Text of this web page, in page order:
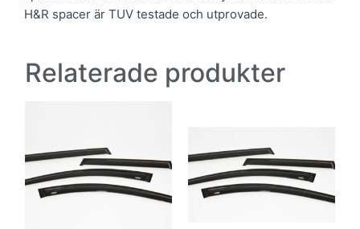
H&R spacer är TUV testade och utprovade.
Relaterade produkter